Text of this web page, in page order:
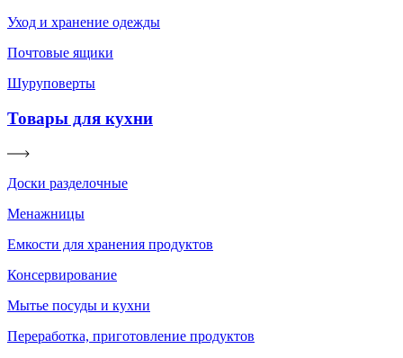
Уход и хранение одежды
Почтовые ящики
Шуруповерты
Товары для кухни
Доски разделочные
Менажницы
Емкости для хранения продуктов
Консервирование
Мытье посуды и кухни
Переработка, приготовление продуктов